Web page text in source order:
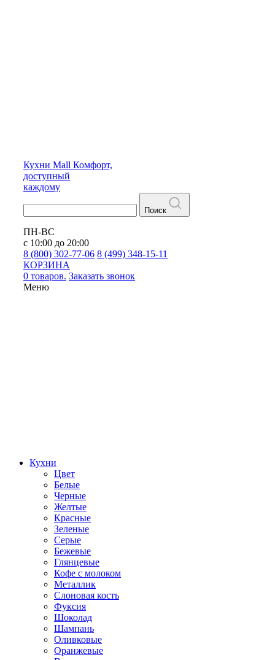
Кухни Mall Комфорт,
доступный
каждому
Поиск
ПН-ВС
с 10:00 до 20:00
8 (800) 302-77-06 8 (499) 348-15-11
КОРЗИНА
0 товаров. Заказать звонок
Меню
Кухни
Цвет
Белые
Черные
Желтые
Красные
Зеленые
Серые
Бежевые
Глянцевые
Кофе с молоком
Металлик
Слоновая кость
Фуксия
Шоколад
Шампань
Оливковые
Оранжевые